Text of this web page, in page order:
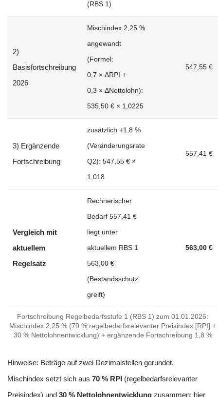
Fortschreibung Regelbedarfsstufe 1 (RBS 1) zum 01.01.2026:
Mischindex 2,25 % (70 % regelbedarfsrelevanter Preisindex [RPI] +
30 % Nettolohnentwicklung) + ergänzende Fortschreibung 1,8 %
(RBS 1)
2)
Basisfortschreibung
2026
Mischindex2,25 %
angewandt
(Formel:
0,7 × ΔRPI +
0,3 × ΔNettolohn):
535,50 € × 1,0225
547,55 €
3) Ergänzende
Fortschreibung
zusätzlich+1,8 %
(Veränderungsrate
Q2):547,55 € ×
1,018
557,41 €
Vergleich mit
aktuellem
Regelsatz
Rechnerischer
Bedarf557,41 €
liegt unter
aktuellem RBS 1
563,00 €
(Bestandsschutz
greift)
563,00 €
Hinweise: Beträge auf zwei Dezimalstellen gerundet.
Mischindex setzt sich aus 70 % RPI (regelbedarfsrelevanter
Preisindex) und 30 % Nettolohnentwicklung zusammen; hier